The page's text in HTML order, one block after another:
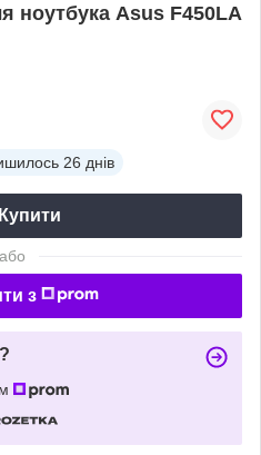
ноутбука Asus F450LA
26 днів
Купити
або
з